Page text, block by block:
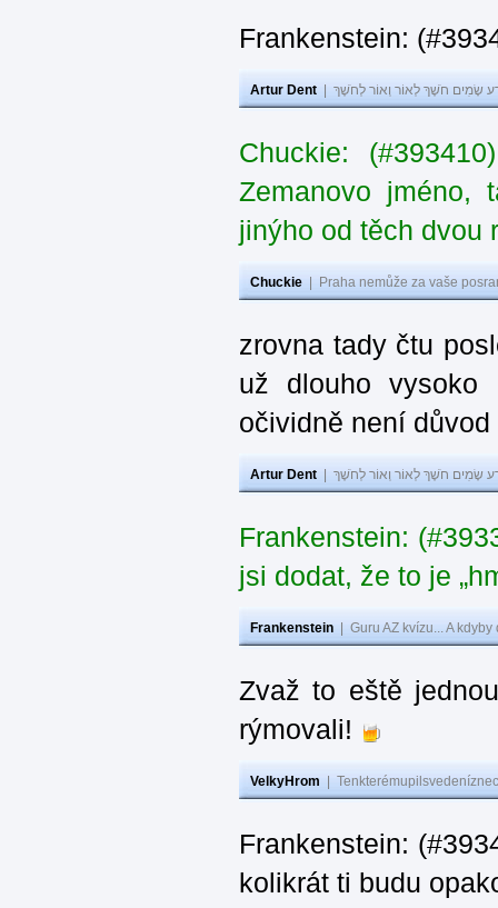
Frankenstein:
Artur Dent שָׂמִים חֹשֶׁךְ לְאוֹר וְאוֹר לְחֹשֶׁךְ
Chuckie:
Zemanovo jméno,
jinýho od těch dvou
Chuckie Praha nemůže za vaše
zrovna tady čtu
už dlouho
očividně není
Artur Dent שָׂמִים חֹשֶׁךְ לְאוֹר וְאוֹר לְחֹשֶׁךְ
Frankenstein:
jsi dodat, že to je
Frankenstein Guru AZ kvízu... A
Zvaž to eště
rýmovali!
VelkyHrom
Frankenstein:
kolikrát ti budu